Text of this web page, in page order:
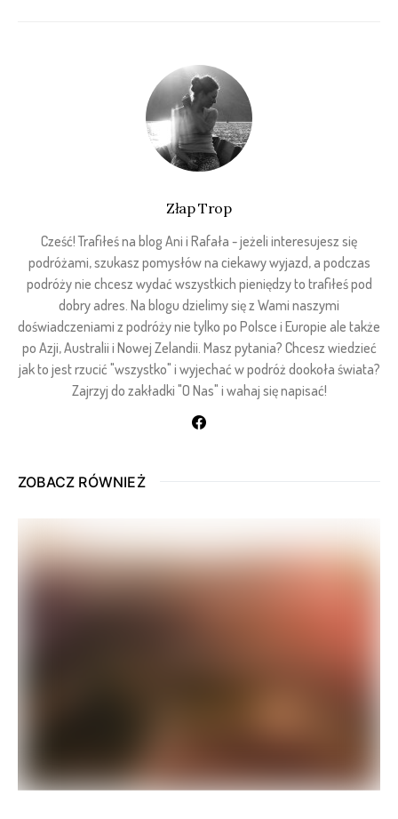
Złap Trop
Cześć! Trafiłeś na blog Ani i Rafała - jeżeli interesujesz się
podróżami, szukasz pomysłów na ciekawy wyjazd, a podczas
podróży nie chcesz wydać wszystkich pieniędzy to trafiłeś pod
dobry adres. Na blogu dzielimy się z Wami naszymi
doświadczeniami z podróży nie tylko po Polsce i Europie ale także
po Azji, Australii i Nowej Zelandii. Masz pytania? Chcesz wiedzieć
jak to jest rzucić "wszystko" i wyjechać w podróż dookoła świata?
Zajrzyj do zakładki "O Nas" i wahaj się napisać!
ZOBACZ RÓWNIEŻ